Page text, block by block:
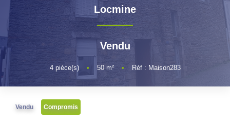
ESTIMER
L'AGENCE
Qui Sommes Nous
NOS CONSEILS
Locmine
Vendu
4pièce(s) • 50m² • Réf : Maison283
Vendu Compromis